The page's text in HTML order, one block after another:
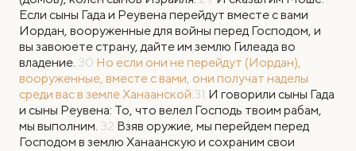
Если сыны Гада и Реувена перейдут вместе с вами
Иордан, вооруженные для войны перед Господом, и
вы завоюете страну, дайте им землю Гилеада во
владение. 30 Но если они не перейдут (Иордан),
вооруженные, вместе с вами, они получат наделы
среди вас в земле Ханаанской.31 И говорили сыны Гада
и сыны Реувена: То, что велел Господь твоим рабам,
мы выполним. 32 Взяв оружие, мы перейдем перед
Господом в землю Ханаанскую и сохраним свои